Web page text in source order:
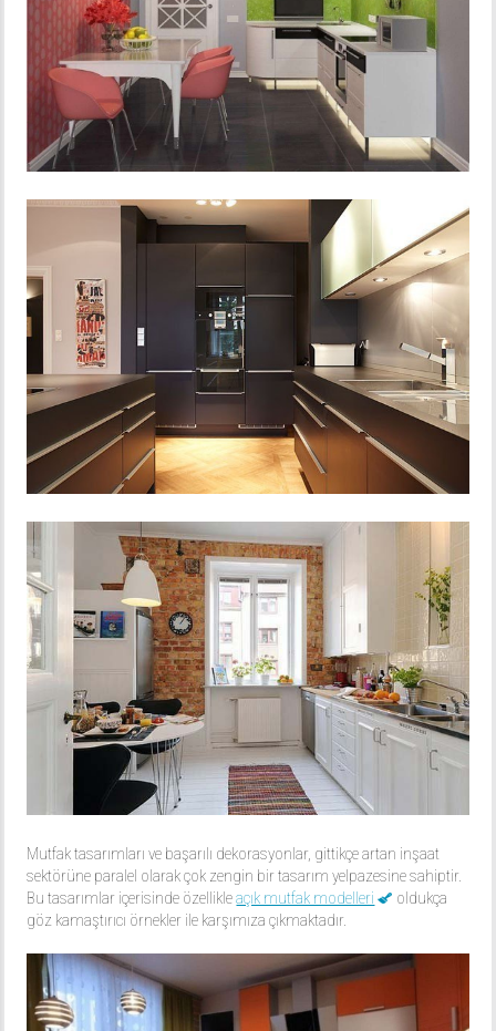
Mutfak tasarımları ve başarılı dekorasyonlar, gittikçe artan inşaat
sektörüne paralel olarak çok zengin bir tasarım yelpazesine sahiptir.
Bu tasarımlar içerisinde özellikleaçık mutfak modelleri
oldukça
göz kamaştırıcı örnekler ile karşımıza çıkmaktadır.